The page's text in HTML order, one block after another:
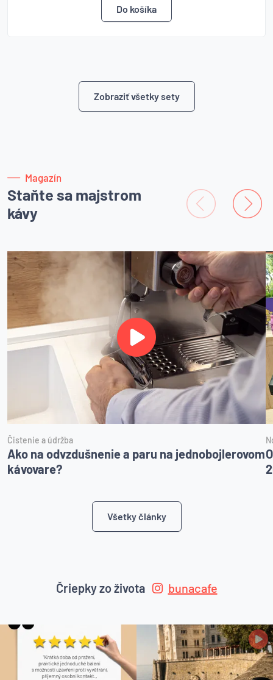
Zobraziť všetky sety
Magazín
Staňte sa majstrom
kávy
Čistenie a údržba
Ako na odvzdušnenie a paru na jednobojlerovom
kávovare?
Všetky články
Čriepky zo života bunacafe